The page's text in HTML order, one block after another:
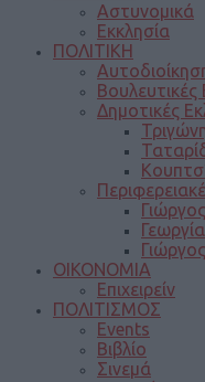
Αστυνομικά
Εκκλησία
ΠΟΛΙΤΙΚΗ
Βουλευτικές
Δημοτικές
ΟΙΚΟΝΟΜΙΑ
Επιχειρείν
ΠΟΛΙΤΙΣΜΟΣ
Events
Βιβλίο
Σινεμά